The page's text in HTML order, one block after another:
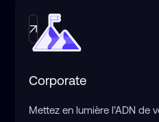
Corporate
Mettez en lumière l’ADN de